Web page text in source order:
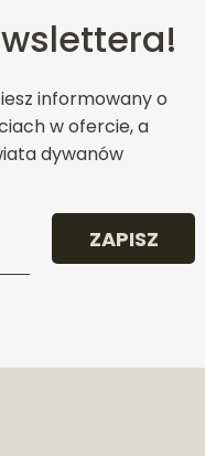
informowany o
w ofercie, a
dywanów
ZAPISZ